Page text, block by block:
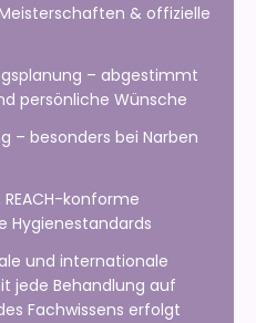
& offizielle
– abgestimmt
persönliche Wünsche
– besonders bei Narben
konforme
Hygienestandards
und internationale
jede Behandlung auf
Fachwissens erfolgt